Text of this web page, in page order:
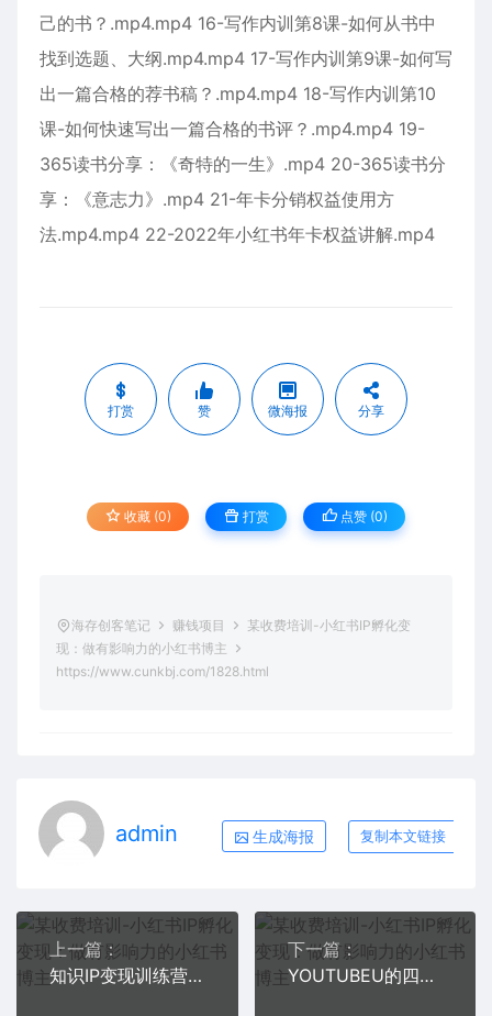
己的书？.mp4.mp4 16-写作内训第8课-如何从书中
找到选题、大纲.mp4.mp4 17-写作内训第9课-如何写
出一篇合格的荐书稿？.mp4.mp4 18-写作内训第10
课-如何快速写出一篇合格的书评？.mp4.mp4 19-
365读书分享：《奇特的一生》.mp4 20-365读书分
享：《意志力》.mp4 21-年卡分销权益使用方
法.mp4.mp4 22-2022年小红书年卡权益讲解.mp4
打赏 赞 微海报 分享
收藏 (0) 打赏 点赞 (0)
海存创客笔记 赚钱项目
某收费培训-小红书IP孵化变
现：做有影响力的小红书博主
https://www.cunkbj.com/1828.html
admin 生成海报 复制本文链接
上一篇：
知识IP变现训练营：手把手带你如何做知识IP赚钱，助你逆袭人生
下一篇：
YOUTUBEU的四种被动收入赚钱方法，被动年入40w+美元（实操教程）